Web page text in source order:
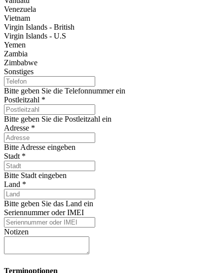
Venezuela
Vietnam
Virgin Islands - British
Virgin Islands - U.S
Yemen
Zambia
Zimbabwe
Sonstiges
Bitte geben Sie die Telefonnummer ein
Postleitzahl *
Bitte geben Sie die Postleitzahl ein
Adresse *
Bitte Adresse eingeben
Stadt *
Bitte Stadt eingeben
Land *
Bitte geben Sie das Land ein
Seriennummer oder IMEI
Notizen
Terminoptionen